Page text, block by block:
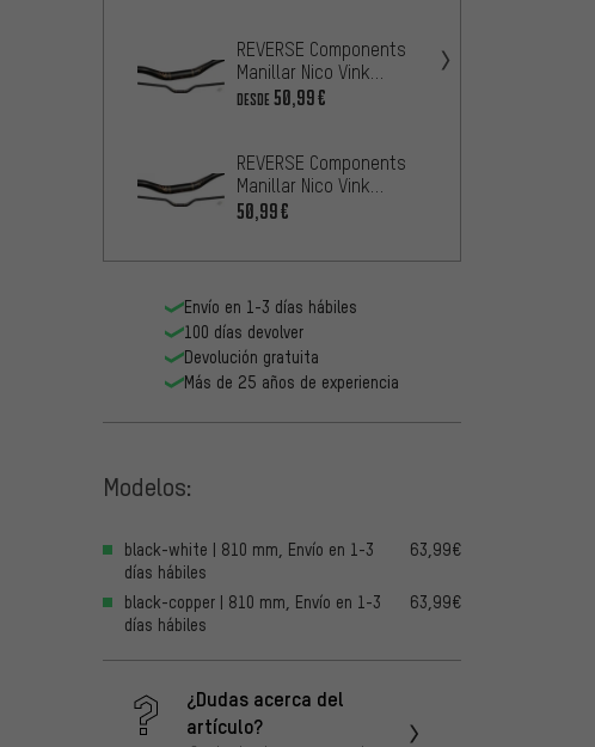
REVERSE Components
Manillar Nico Vink
Signature 35 48 mm
DESDE 50,99€
REVERSE Components
Manillar Nico Vink
Signature 31.8 48 mm
50,99€
Envío en 1-3 días hábiles
100 días devolver
Devolución gratuita
Más de 25 años de experiencia
Modelos:
black-white | 810 mm, Envío en 1-3
días hábiles
63,99€
black-copper | 810 mm, Envío en 1-3
días hábiles
63,99€
¿Dudas acerca del
artículo?